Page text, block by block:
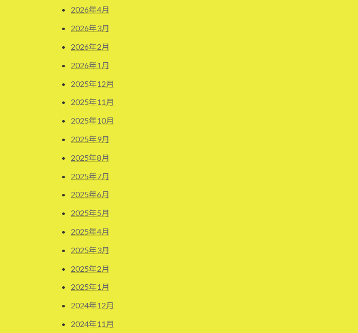
2026年4月
2026年3月
2026年2月
2026年1月
2025年12月
2025年11月
2025年10月
2025年9月
2025年8月
2025年7月
2025年6月
2025年5月
2025年4月
2025年3月
2025年2月
2025年1月
2024年12月
2024年11月